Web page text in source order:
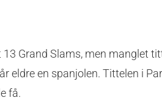
Grand Slams, men manglet
eldre en spanjolen. Tittelen i
få.